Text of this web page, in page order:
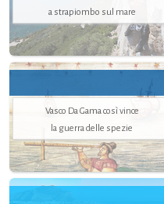
a strapiombo sul mare
Vasco Da Gama così vince
la guerra delle spezie